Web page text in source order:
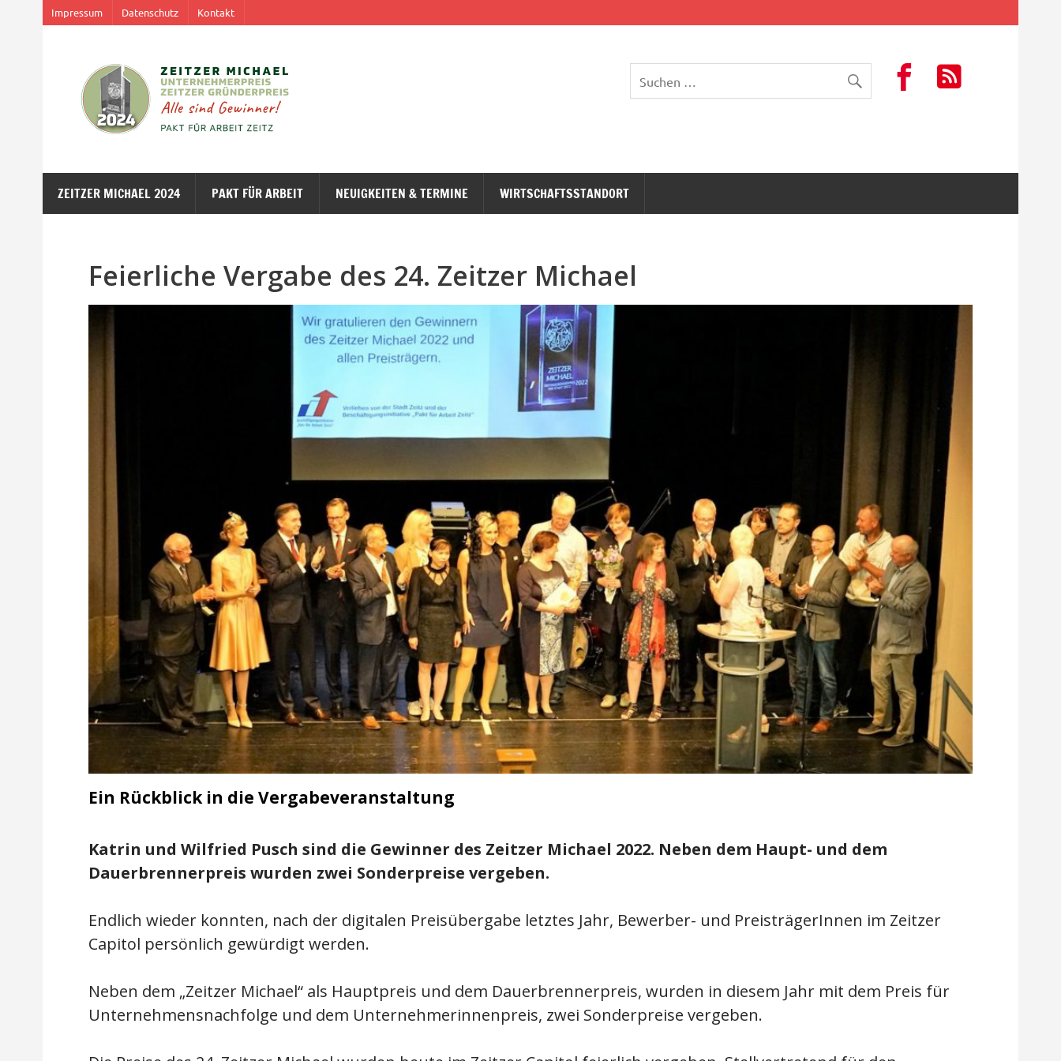
Impressum Datenschutz Kontakt
ZEITZER MICHAEL 2024 PAKT FÜR ARBEIT NEUIGKEITEN & TERMINE WIRTSCHAFTSSTANDORT
Feierliche Vergabe des 24. Zeitzer Michael
Ein Rückblick in die Vergabeveranstaltung
Katrin und Wilfried Pusch sind die Gewinner des Zeitzer Michael 2022. Neben dem Haupt- und dem
Dauerbrennerpreis wurden zwei Sonderpreise vergeben.
Endlich wieder konnten, nach der digitalen Preisübergabe letztes Jahr, Bewerber- und PreisträgerInnen im Zeitzer
Capitol persönlich gewürdigt werden.
Neben dem „Zeitzer Michael“ als Hauptpreis und dem Dauerbrennerpreis, wurden in diesem Jahr mit dem Preis für
Unternehmensnachfolge und dem Unternehmerinnenpreis, zwei Sonderpreise vergeben.